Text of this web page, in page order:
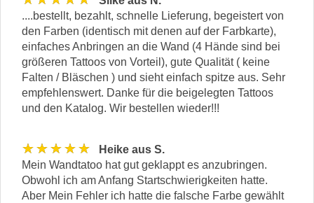
....bestellt, bezahlt, schnelle Lieferung, begeistert von
den Farben (identisch mit denen auf der Farbkarte),
einfaches Anbringen an die Wand (4 Hände sind bei
größeren Tattoos von Vorteil), gute Qualität ( keine
Falten / Bläschen ) und sieht einfach spitze aus. Sehr
empfehlenswert. Danke für die beigelegten Tattoos
und den Katalog. Wir bestellen wieder!!!
★★★★★
Heike aus S.
Mein Wandtatoo hat gut geklappt es anzubringen.
Obwohl ich am Anfang Startschwierigkeiten hatte.
Aber Mein Fehler ich hatte die falsche Farbe gewählt